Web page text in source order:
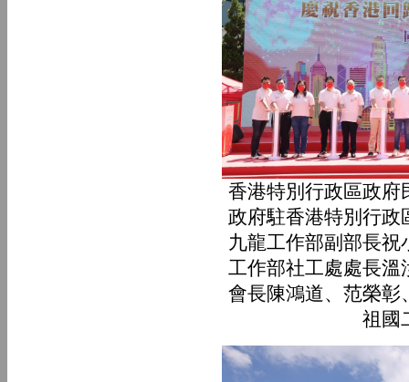
香港特別行政區政府
政府駐香港特別行政
九龍工作部副部長
工作部社工處處長溫
會長陳鴻道、范榮彰
祖國